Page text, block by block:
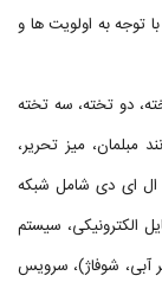
توجه به اولویت ها و
دو تخته، سه تخته
مبلمان، میز تحریر،
ال ای دی شامل شبکه
الکترونیکی، سیستم
آبی، شوفاژ)، سرویس